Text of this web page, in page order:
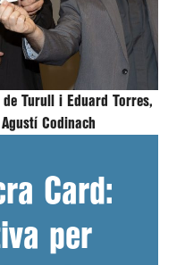
Turull i Eduard Torres,
Agustí Codinach
Card:
per